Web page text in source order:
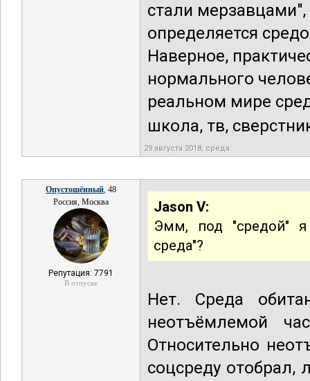
стали мерзавцами",
определяется
Наверное,
нормального
реальном мире
школа, тв,
29 августа 2018, среда
Опустошённый, 48
Россия, Москва
Репутация: 7791
В отпуске
Jason V:
Эмм, под "средой" я
среда"?
Нет. Среда
неотъёмлемой
Относительно
соцсреду отобрал,